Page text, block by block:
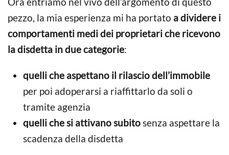
pezzo, la mia esperienza mi ha portato a dividere i
comportamenti medi dei proprietari che ricevono
la disdetta in due categorie:
quelli che aspettano il rilascio dell’immobile
per poi adoperarsi a riaffittarlo da soli o
tramite agenzia
quelli che si attivano subitosenza aspettare la
scadenza della disdetta